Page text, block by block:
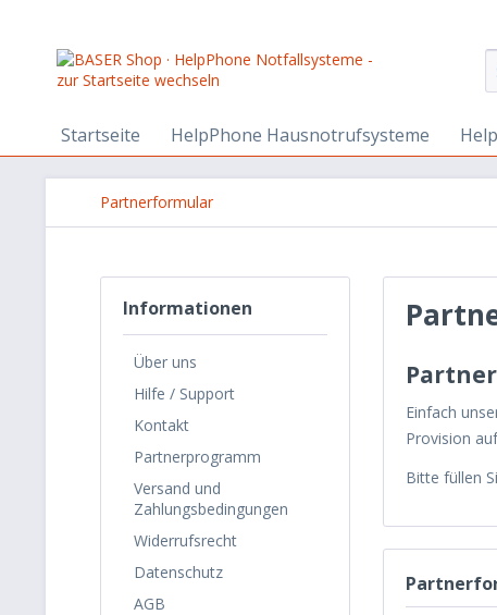
Startseite HelpPhone Hausnotrufsysteme
Partnerformular
Informationen
Über uns
Hilfe / Support
Kontakt
Partnerprogramm
Versand und
Zahlungsbedingungen
Widerrufsrecht
Datenschutz
AGB
Einfach
Provision
Bitte füllen